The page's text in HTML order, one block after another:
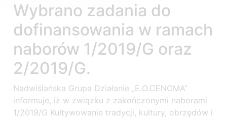
Wybrano zadania do
dofinansowania w ramach
naborów 1/2019/G oraz
2/2019/G.
Nadwiślańska Grupa Działanie „E.O.CENOMA”
informuje, iż w związku z zakończonymi naborami
1/2019/G Kultywowanie tradycji, kultury, obrzędów i